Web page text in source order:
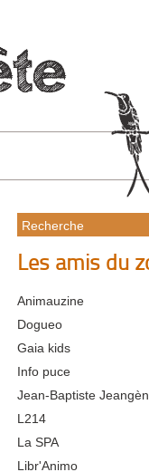
Les amis du
Animauzine
Dogueo
Gaia kids
Info puce
Jean-Baptiste
L214
La SPA
Libr'Animo